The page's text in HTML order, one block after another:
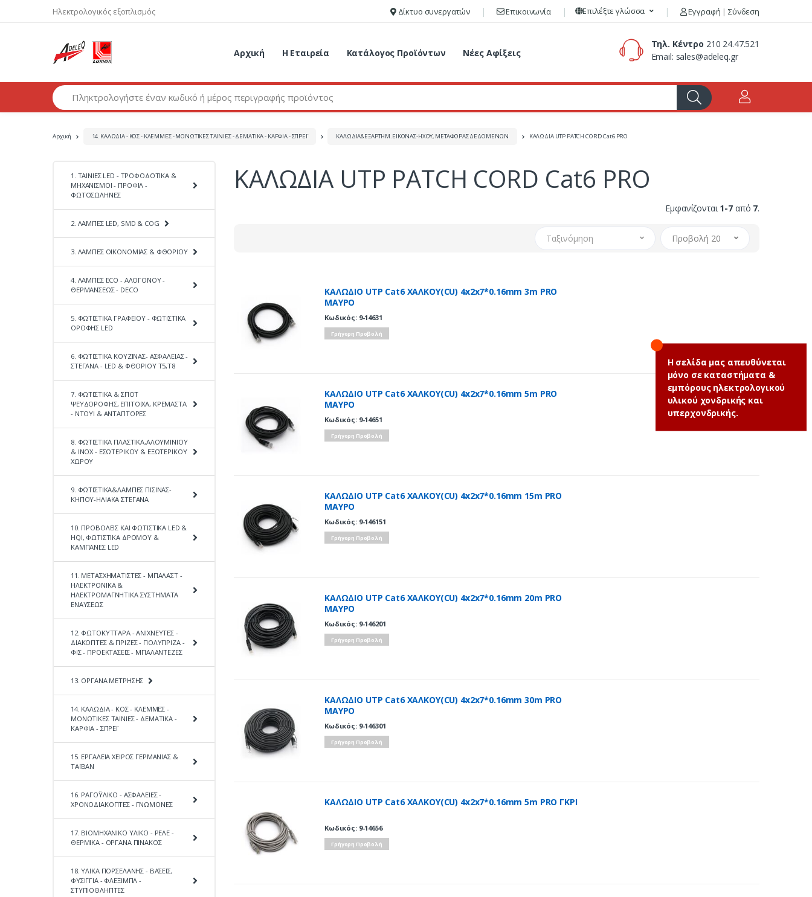
Ηλεκτρολογικός εξοπλισμός Δίκτυο συνεργατών Επικοινωνία Επιλέξτε γλώσσα Εγγραφή | Σύνδεση
Αρχική Η Εταιρεία Κατάλογος Προϊόντων Νέες Αφίξεις
Τηλ. Κέντρο 210 24.47.521
Email: sales@adeleq.gr
Αναζήτηση προϊόντων
Αρχική 14. ΚΑΛΩΔΙΑ - ΚΟΣ - ΚΛΕΜΜΕΣ - ΜΟΝΩΤΙΚΕΣ ΤΑΙΝΙΕΣ - ΔΕΜΑΤΙΚΑ - ΚΑΡΦΙΑ - ΣΠΡΕΪ ΚΑΛΩΔΙΑ&ΕΞΑΡΤΗΜ.ΕΙΚΟΝΑΣ-ΗΧΟΥ, ΜΕΤΑΦΟΡΑΣ ΔΕΔΟΜΕΝΩΝ ΚΑΛΩΔΙΑ UTP PATCH CORD Cat6 PRO
1. ΤΑΙΝΙΕΣ LED - ΤΡΟΦΟΔΟΤΙΚΑ &
ΜΗΧΑΝΙΣΜΟΙ - ΠΡΟΦΙΛ -
ΦΩΤΟΣΩΛΗΝΕΣ
2. ΛΑΜΠΕΣ LED, SMD & COG
3. ΛΑΜΠΕΣ ΟΙΚΟΝΟΜΙΑΣ & ΦΘΟΡΙΟΥ
4. ΛΑΜΠΕΣ ECO - ΑΛΟΓΟΝΟΥ -
ΘΕΡΜΑΝΣΕΩΣ - DECO
5. ΦΩΤΙΣΤΙΚΑ ΓΡΑΦΕΙΟΥ - ΦΩΤΙΣΤΙΚΑ
ΟΡΟΦΗΣ LED
6. ΦΩΤΙΣΤΙΚΑ ΚΟΥΖΙΝΑΣ- ΑΣΦΑΛΕΙΑΣ -
ΣΤΕΓΑΝΑ - LED & ΦΘΟΡΙΟΥ Τ5,Τ8
7. ΦΩΤΙΣΤΙΚΑ & ΣΠΟΤ
ΨΕΥΔΟΡΟΦΗΣ, ΕΠΙΤΟΙΧΑ, ΚΡΕΜΑΣΤΑ
- ΝΤΟΥΙ & ΑΝΤΑΠΤΟΡΕΣ
8. ΦΩΤΙΣΤΙΚΑ ΠΛΑΣΤΙΚΑ,ΑΛΟΥΜΙΝΙΟΥ
& ΙΝΟΧ - ΕΣΩΤΕΡΙΚΟΥ & ΕΞΩΤΕΡΙΚΟΥ
ΧΩΡΟΥ
9. ΦΩΤΙΣΤΙΚΑ&ΛΑΜΠΕΣ ΠΙΣΙΝΑΣ-
ΚΗΠΟΥ-ΗΛΙΑΚΑ ΣΤΕΓΑΝΑ
10. ΠΡΟΒΟΛΕΙΣ ΚΑΙ ΦΩΤΙΣΤΙΚΑ LED &
HQI, ΦΩΤΙΣΤΙΚΑ ΔΡΟΜΟΥ &
ΚΑΜΠΑΝΕΣ LED
11. ΜΕΤΑΣΧΗΜΑΤΙΣΤΕΣ - ΜΠΑΛΑΣΤ -
ΗΛΕΚΤΡΟΝΙΚΑ &
ΗΛΕΚΤΡΟΜΑΓΝΗΤΙΚΑ ΣΥΣΤΗΜΑΤΑ
ΕΝΑΥΣΕΩΣ
12. ΦΩΤΟΚΥΤΤΑΡΑ - ΑΝΙΧΝΕΥΤΕΣ -
ΔΙΑΚΟΠΤΕΣ & ΠΡΙΖΕΣ - ΠΟΛΥΠΡΙΖΑ -
ΦΙΣ - ΠΡΟΕΚΤΑΣΕΙΣ - ΜΠΑΛΑΝΤΕΖΕΣ
13. ΟΡΓΑΝΑ ΜΕΤΡΗΣΗΣ
14. ΚΑΛΩΔΙΑ - ΚΟΣ - ΚΛΕΜΜΕΣ -
ΜΟΝΩΤΙΚΕΣ ΤΑΙΝΙΕΣ - ΔΕΜΑΤΙΚΑ -
ΚΑΡΦΙΑ - ΣΠΡΕΪ
15. ΕΡΓΑΛΕΙΑ ΧΕΙΡΟΣ ΓΕΡΜΑΝΙΑΣ &
ΤΑΪΒΑΝ
16. ΡΑΓΟΫΛΙΚΟ - ΑΣΦΑΛΕΙΕΣ -
ΧΡΟΝΟΔΙΑΚΟΠΤΕΣ - ΓΝΩΜΟΝΕΣ
17. ΒΙΟΜΗΧΑΝΙΚΟ ΥΛΙΚΟ - ΡΕΛΕ -
ΘΕΡΜΙΚΑ - ΟΡΓΑΝΑ ΠΙΝΑΚΟΣ
18. ΥΛΙΚΑ ΠΟΡΣΕΛΑΝΗΣ - ΒΑΣΕΙΣ,
ΦΥΣΙΓΓΙΑ - ΦΛΕΞΙΜΠΛ -
ΣΤΥΠΙΟΘΛΗΠΤΕΣ
ΚΑΛΩΔΙΑ UTP PATCH CORD Cat6 PRO
Εμφανίζονται1-7 από 7.
Ταξινόμηση Προβολή 20
ΚΑΛΩΔΙΟ UTP Cat6 ΧΑΛΚΟΥ(CU) 4x2x7*0.16mm 3m PRO
ΜΑΥΡΟ
Κωδικός: 9-14631
Γρήγορη Προβολή
ΚΑΛΩΔΙΟ UTP Cat6 ΧΑΛΚΟΥ(CU) 4x2x7*0.16mm 5m PRO
ΜΑΥΡΟ
Κωδικός: 9-14651
Γρήγορη Προβολή
ΚΑΛΩΔΙΟ UTP Cat6 ΧΑΛΚΟΥ(CU) 4x2x7*0.16mm 15m PRO
ΜΑΥΡΟ
Κωδικός: 9-146151
Γρήγορη Προβολή
ΚΑΛΩΔΙΟ UTP Cat6 ΧΑΛΚΟΥ(CU) 4x2x7*0.16mm 20m PRO
ΜΑΥΡΟ
Κωδικός: 9-146201
Γρήγορη Προβολή
ΚΑΛΩΔΙΟ UTP Cat6 ΧΑΛΚΟΥ(CU) 4x2x7*0.16mm 30m PRO
ΜΑΥΡΟ
Κωδικός: 9-146301
Γρήγορη Προβολή
ΚΑΛΩΔΙΟ UTP Cat6 ΧΑΛΚΟΥ(CU) 4x2x7*0.16mm 5m PRO ΓΚΡΙ
Κωδικός: 9-14656
Γρήγορη Προβολή
Η σελίδα μας απευθύνεται
μόνο σε καταστήματα &
εμπόρους ηλεκτρολογικού
υλικού χονδρικής και
υπερχονδρικής.